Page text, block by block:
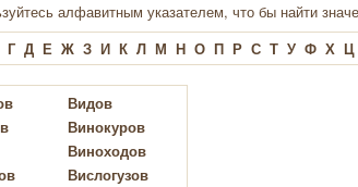
алфавитным указателем, что бы найти
Г Д Е Ж З И К Л М Н О П Р С Т У Ф Х Ц
Видов
Винокуров
Виноходов
Вислогузов